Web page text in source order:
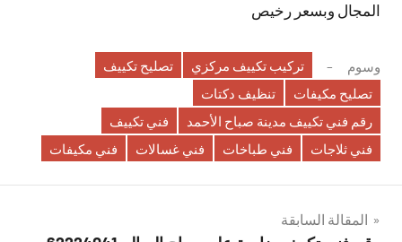
المجال وبسعر رخيص
وسوم تركيب تكييف مركزي
تصليح تكييف
تصليح مكيفات
تنظيف دكتات
رقم فني تكييف مدينة صباح الأحمد
فني تكييف
فني ثلاجات
فني طباخات فني غسالات فني مكيفات
تصفّح
المقالة السابقة